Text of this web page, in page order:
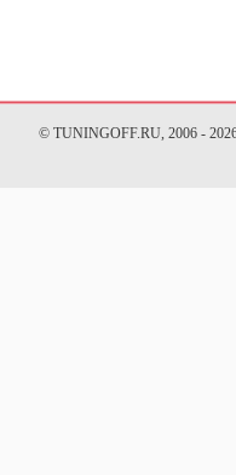
© TUNINGOFF.RU, 2006 -